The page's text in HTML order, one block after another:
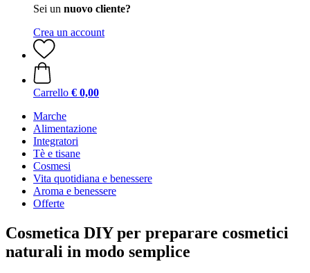
Sei un nuovo cliente?
Crea un account
Carrello € 0,00
Marche
Alimentazione
Integratori
Tè e tisane
Cosmesi
Vita quotidiana e benessere
Aroma e benessere
Offerte
Cosmetica DIY per preparare cosmetici
naturali in modo semplice